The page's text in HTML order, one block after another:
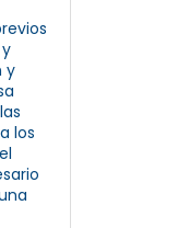
y
los